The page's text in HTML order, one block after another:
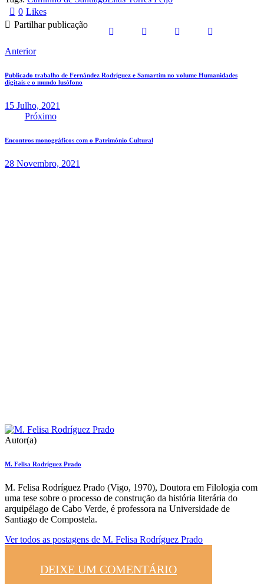
0 Likes
Partilhar publicação
Anterior
Publicado trabalho de Fernández Rodríguez e Samartim no volume Humanidades
digitais e o mundo lusófono
15 Julho, 2021
Próximo
Encontros monográficos com o Património Cultural
28 Novembro, 2021
Autor(a)
M. Felisa Rodríguez Prado
M. Felisa Rodríguez Prado (Vigo, 1970), Doutora em Filologia com
uma tese sobre o processo de construção da história literária do
arquipélago de Cabo Verde, é professora na Universidade de
Santiago de Compostela.
Ver todos as postagens de M. Felisa Rodríguez Prado
DEIXE UM COMENTÁRIO